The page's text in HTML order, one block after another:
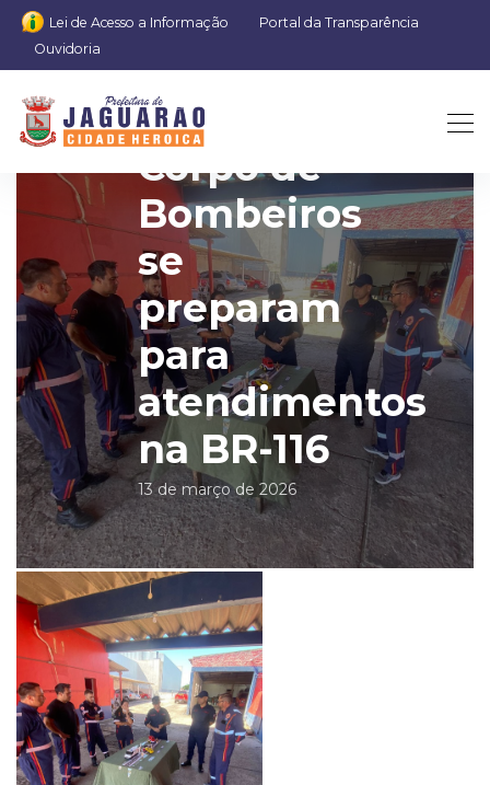
Lei de Acesso a Informação
Portal da Transparência
Ouvidoria
SAMU e
Corpo de
Bombeiros
se
preparam
para
atendimentos
na BR-116
13 de março de 2026